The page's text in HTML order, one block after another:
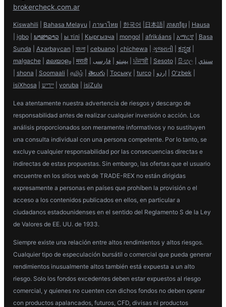
brokercheck.com.ar
Kiswahili Bahasa Melayu ภาษาไทย 한국어 日本語| ភាសាខ្មែរ| Hausa
igbo| ພາສາລາວ ы тілі Кыргызча mongol afrikáans| አማርኛ| Basa
Sunda
Azərbaycan বাংলা| cebuano| chichewa ગુજરાતી ಕನ್ನಡ|
malgache| മലയാളം| मराठी| پښتو فارسی | ਪੰਜਾਬੀ| Sesoto| සිංහල
سنڌي
shona Soomaali தமிழ்| తెలుగు| Тосыку turco| اردو| O'zbek
isiXhosa
יידיש| yoruba isiZulu
Lea atentamente nuestra advertencia de riesgos y descargo de
responsabilidad antes de realizar cualquier inversión o acción. Los
análisis proporcionados son meramente informativos y no sustituyen
una consulta individual con una persona competente. Por lo tanto, se
excluye cualquier responsabilidad por las consecuencias directas e
indirectas de estas propuestas. Sin embargo, las ofertas que el usuario
encuentre en los sitios web de TRADE-REX no están dirigidas
expresamente a personas en países que prohíben la provisión o el
acceso a los contenidos publicados en ellos, en particular a
ciudadanos estadounidenses en el sentido del Reglamento S de la Ley
de Valores de EE. UU. de 1933.
Siempre existe una relación entre altos rendimientos y altos riesgos.
Cualquier tipo de especulación bursátil o comercial que pueda generar
rendimientos inusualmente altos también está expuesta a un alto
riesgo. Solo los fondos excedentes deben estar expuestos al riesgo
comercial, y quienes no cuenten con dichos fondos no deben operar
con productos apalancados, futuros, CFD, divisas ni productos